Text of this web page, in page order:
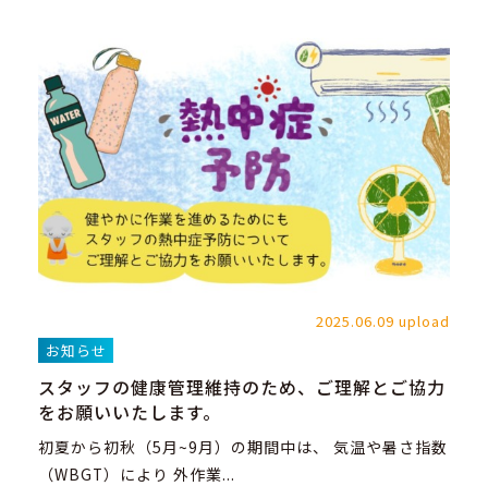
2025.06.09 upload
お知らせ
スタッフの健康管理維持のため、ご理解とご協力
をお願いいたします。
初夏から初秋（5月~9月）の期間中は、 気温や暑さ指数
（WBGT）により 外作業...